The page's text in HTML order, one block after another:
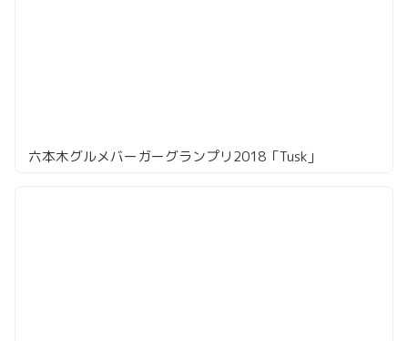
六本木グルメバーガーグランプリ2018「Tusk」